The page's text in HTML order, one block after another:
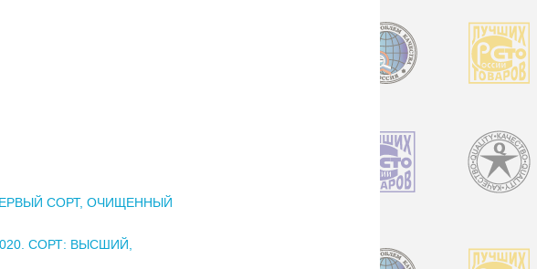
СОРТ, ОЧИЩЕННЫЙ
СОРТ: ВЫСШИЙ,